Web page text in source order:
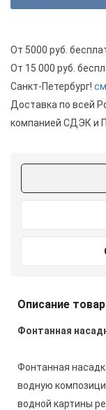
От 5000 руб.
От 15 000 руб.
Санкт-Петербург!
Доставка по всей
компанией СДЭК и
Описание
Фонтанная
Фонтанная
водную
водной картины